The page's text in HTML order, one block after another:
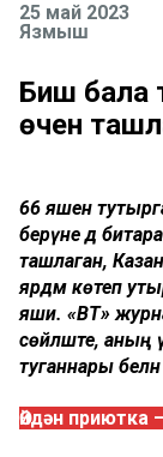
25 май 2023
Язмыш
Биш бала
өчен
66 яшен
берәүне дә
ташлаган,
ярдәм көтеп
яши. «ВТ»
сөйләште, аның
туганнары
Өйдән приютка